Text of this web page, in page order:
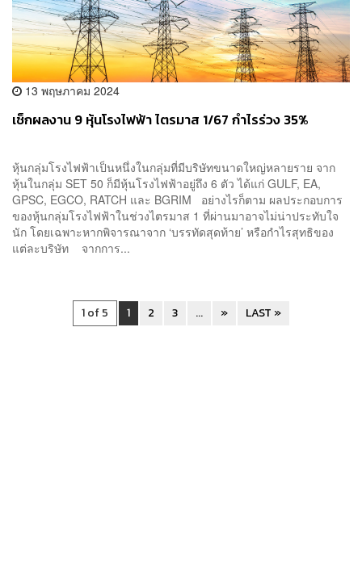
13 พฤษภาคม 2024
เช็กผลงาน 9 หุ้นโรงไฟฟ้า ไตรมาส 1/67 กำไรร่วง 35%
หุ้นกลุ่มโรงไฟฟ้าเป็นหนึ่งในกลุ่มที่มีบริษัทขนาดใหญ่หลายราย จาก
หุ้นในกลุ่ม SET 50 ก็มีหุ้นโรงไฟฟ้าอยู่ถึง 6 ตัว ได้แก่ GULF, EA,
GPSC, EGCO, RATCH และ BGRIM อย่างไรก็ตาม ผลประกอบการ
ของหุ้นกลุ่มโรงไฟฟ้าในช่วงไตรมาส 1 ที่ผ่านมาอาจไม่น่าประทับใจ
นัก โดยเฉพาะหากพิจารณาจาก ‘บรรทัดสุดท้าย’ หรือกำไรสุทธิของ
แต่ละบริษัท จากการ...
1 of 5 1 2 3 ... » LAST »